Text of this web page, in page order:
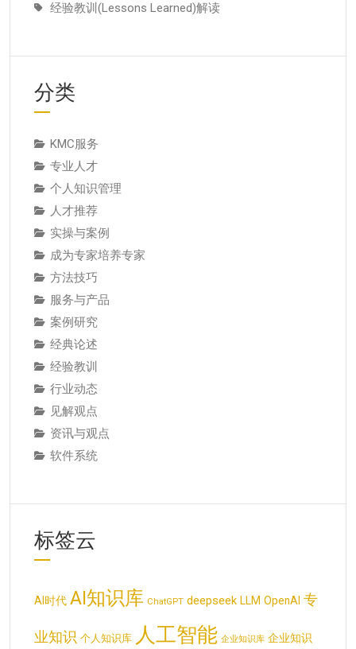
经验教训(Lessons Learned)解读
分类
KMC服务
专业人才
个人知识管理
人才推荐
实操与案例
成为专家培养专家
方法技巧
服务与产品
案例研究
经典论述
经验教训
行业动态
见解观点
资讯与观点
软件系统
标签云
AI时代 AI知识库 ChatGPT deepseek LLM OpenAI 专
业知识 个人知识库 人工智能 企业知识库 企业知识